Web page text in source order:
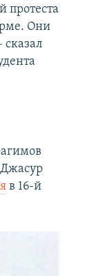
протеста
Они
сказал
в 16-й